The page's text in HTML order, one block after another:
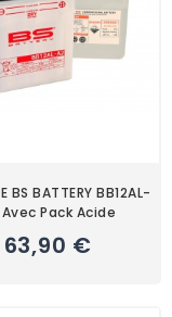
BS BATTERY BB12AL-
Pack Acide
63,90 €